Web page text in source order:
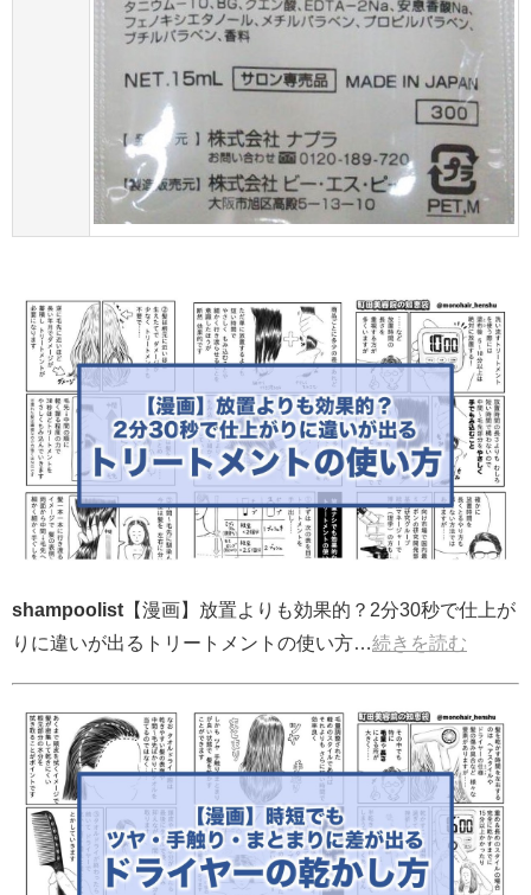
shampoolist 【漫画】放置よりも効果的？2分30秒で仕上が
りに違いが出るトリートメントの使い方…続きを読む